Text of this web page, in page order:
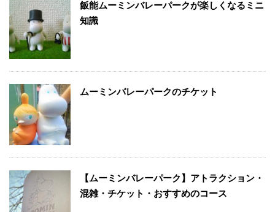
飯能ムーミンバレーパークが楽しくなるミニ
知識
ムーミンバレーパークのチケット
【ムーミンバレーパーク】アトラクション・
混雑・チケット・おすすめのコース